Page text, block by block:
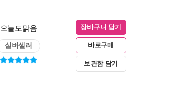
오늘도맑음
실버셀러
장바구니 담기
바로구매
보관함 담기